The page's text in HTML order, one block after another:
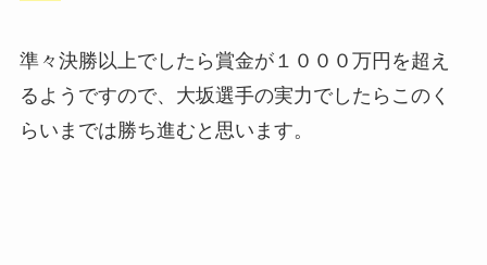
準々決勝以上でしたら賞金が１０００万円を超え
るようですので、大坂選手の実力でしたらこのく
らいまでは勝ち進むと思います。